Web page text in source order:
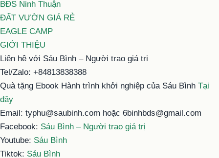
BĐS Ninh Thuận
ĐẤT VƯỜN GIÁ RẺ
EAGLE CAMP
GIỚI THIỆU
Liên hệ với Sáu Bình – Người trao giá trị
Tel/Zalo: +84813838388
Quà tặng Ebook Hành trình khởi nghiệp của Sáu Bình Tại
đây
Email: typhu@saubinh.com hoặc 6binhbds@gmail.com
Facebook: Sáu Bình – Người trao giá trị
Youtube: Sáu Bình
Tiktok: Sáu Bình